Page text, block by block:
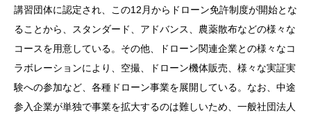
講習団体に認定され、この12月からドローン免許制度が開始とな
ることから、スタンダード、アドバンス、農薬散布などの様々な
コースを用意している。その他、ドローン関連企業との様々なコ
ラボレーションにより、空撮、ドローン機体販売、様々な実証実
験への参加など、各種ドローン事業を展開している。なお、中途
参入企業が単独で事業を拡大するのは難しいため、一般社団法人